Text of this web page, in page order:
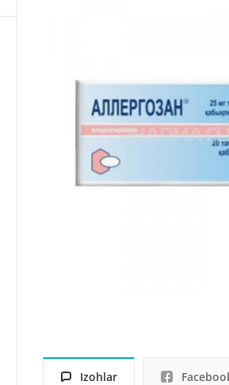
Izohlar